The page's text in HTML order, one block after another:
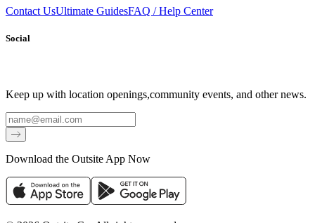
Contact UsUltimate GuidesFAQ / Help Center
Social
Keep up with location openings,community events, and other news.
Email
Download the Outsite App Now